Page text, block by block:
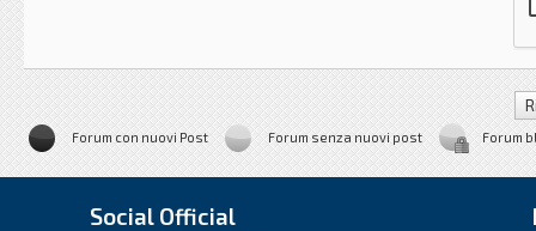
Forum con nuovi Post Forum senza nuovi post Forum
Social Official